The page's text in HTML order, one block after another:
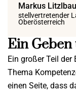
Markus
stellvertretender
Oberösterreich
Ein
Ein großer Teil
Thema
einen Seite, dass